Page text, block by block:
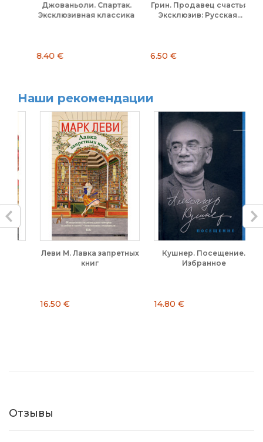
Джованьоли. Спартак.
Эксклюзивная классика
8.40 €
Грин. Продавец счастья.
Эксклюзив: Русская...
6.50 €
Наши рекомендации
Леви М. Лавка запретных
книг
16.50 €
Кушнер. Посещение.
Избранное
14.80 €
Отзывы